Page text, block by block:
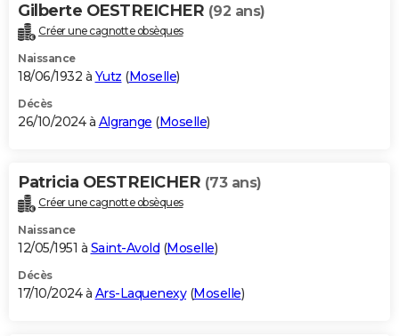
Gilberte OESTREICHER (92 ans)
Créer une cagnotte obsèques
Naissance
18/06/1932 à Yutz (Moselle)
Décès
26/10/2024 à Algrange (Moselle)
Patricia OESTREICHER (73 ans)
Créer une cagnotte obsèques
Naissance
12/05/1951 à Saint-Avold (Moselle)
Décès
17/10/2024 à Ars-Laquenexy(Moselle)